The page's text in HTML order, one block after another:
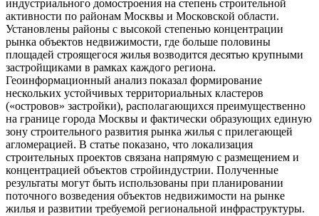
индустриального домостроения на степень строительной
активности по районам Москвы и Московской области.
Установлены районы с высокой степенью концентрации
рынка объектов недвижимости, где больше половины
площадей строящегося жилья возводится десятью крупными
застройщиками в рамках каждого региона.
Геоинформационный анализ показал формирование
нескольких устойчивых территориальных кластеров
(«островов» застройки), располагающихся преимущественно
на границе города Москвы и фактически образующих единую
зону строительного развития рынка жилья с прилегающей
агломерацией. В статье показано, что локализация
строительных проектов связана напрямую с размещением и
концентрацией объектов стройиндустрии. Полученные
результаты могут быть использованы при планировании
поточного возведения объектов недвижимости на рынке
жилья и развитии требуемой региональной инфраструктуры.